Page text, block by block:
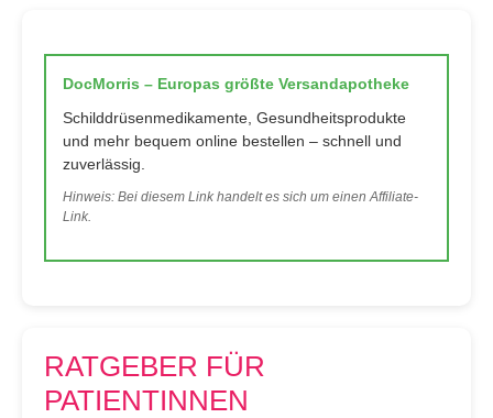
DocMorris – Europas größte Versandapotheke
Schilddrüsenmedikamente, Gesundheitsprodukte
und mehr bequem online bestellen – schnell und
zuverlässig.
Hinweis: Bei diesem Link handelt es sich um einen Affiliate-
Link.
RATGEBER FÜR
PATIENTINNEN